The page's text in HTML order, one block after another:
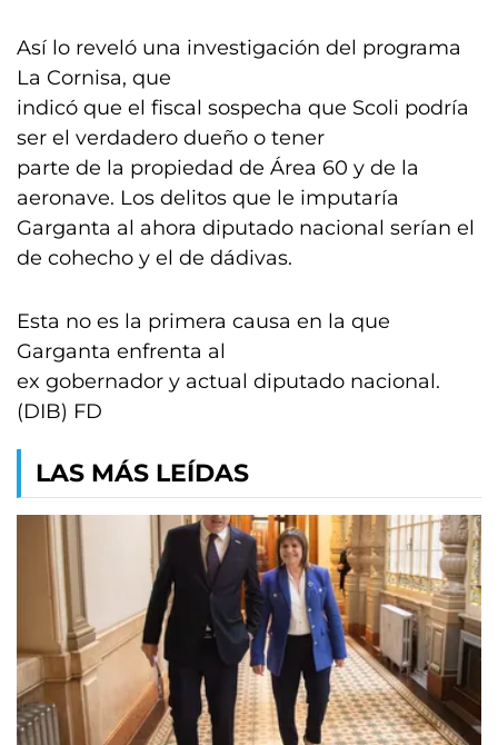
Así lo reveló una investigación del programa
La Cornisa, que
indicó que el fiscal sospecha que Scoli podría
ser el verdadero dueño o tener
parte de la propiedad de Área 60 y de la
aeronave. Los delitos que le imputaría
Garganta al ahora diputado nacional serían el
de cohecho y el de dádivas.
Esta no es la primera causa en la que
Garganta enfrenta al
ex gobernador y actual diputado nacional.
(DIB) FD
LAS MÁS LEÍDAS